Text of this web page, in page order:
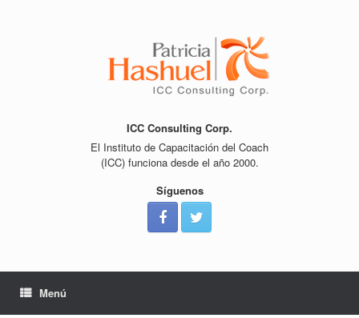
ICC Consulting Corp.
El Instituto de Capacitación del Coach
(ICC) funciona desde el año 2000.
Síguenos
Menú